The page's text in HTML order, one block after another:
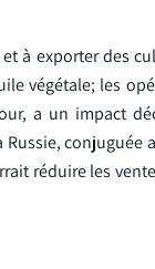
à exporter des
végétale; les
a un impact
conjuguée
réduire les